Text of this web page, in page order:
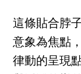
這條貼合脖
意象為焦點
律動的呈現